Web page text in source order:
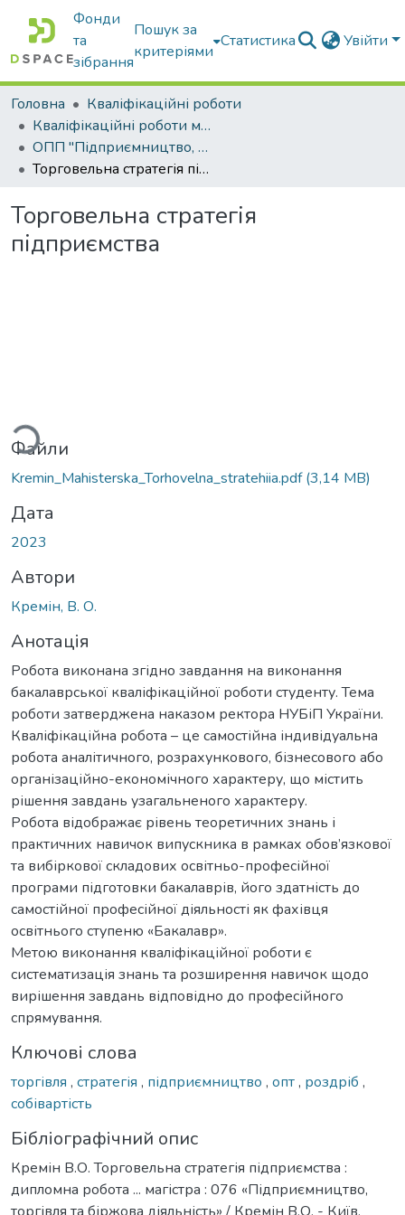
Фонди
та
зібрання
Пошук за
критеріями
Статистика Увійти
Головна
Кваліфікаційні роботи
Кваліфікаційні роботи магістрів
ОПП "Підприємництво, торгівля та біржова діяльність"
Торговельна стратегія підприємства
Торговельна стратегія
підприємства
Файли
Kremin_Mahisterska_Torhovelna_stratehiia.pdf(3,14 MB)
Дата
2023
Автори
Кремін, В. О.
Анотація
Робота виконана згідно завдання на виконання
бакалаврської кваліфікаційної роботи студенту. Тема
роботи затверджена наказом ректора НУБіП України.
Кваліфікаційна робота – це самостійна індивідуальна
робота аналітичного, розрахункового, бізнесового або
організаційно-економічного характеру, що містить
рішення завдань узагальненого характеру.
Робота відображає рівень теоретичних знань і
практичних навичок випускника в рамках обов’язкової
та вибіркової складових освітньо-професійної
програми підготовки бакалаврів, його здатність до
самостійної професійної діяльності як фахівця
освітнього ступеню «Бакалавр».
Метою виконання кваліфікаційної роботи є
систематизація знань та розширення навичок щодо
вирішення завдань відповідно до професійного
спрямування.
Ключові слова
торгівля , стратегія , підприємництво , опт, роздріб ,
собівартість
Бібліографічний опис
Кремін В.О. Торговельна стратегія підприємства :
дипломна робота ... магістра : 076 «Підприємництво,